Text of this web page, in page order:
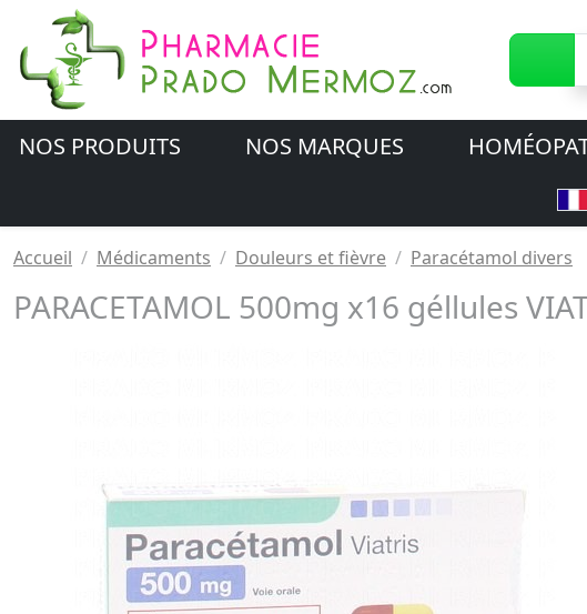
NOS PRODUITS NOS MARQUES
Accueil Médicaments Douleurs et fièvre Paracétamol divers
PARACETAMOL 500mg x16 géllules